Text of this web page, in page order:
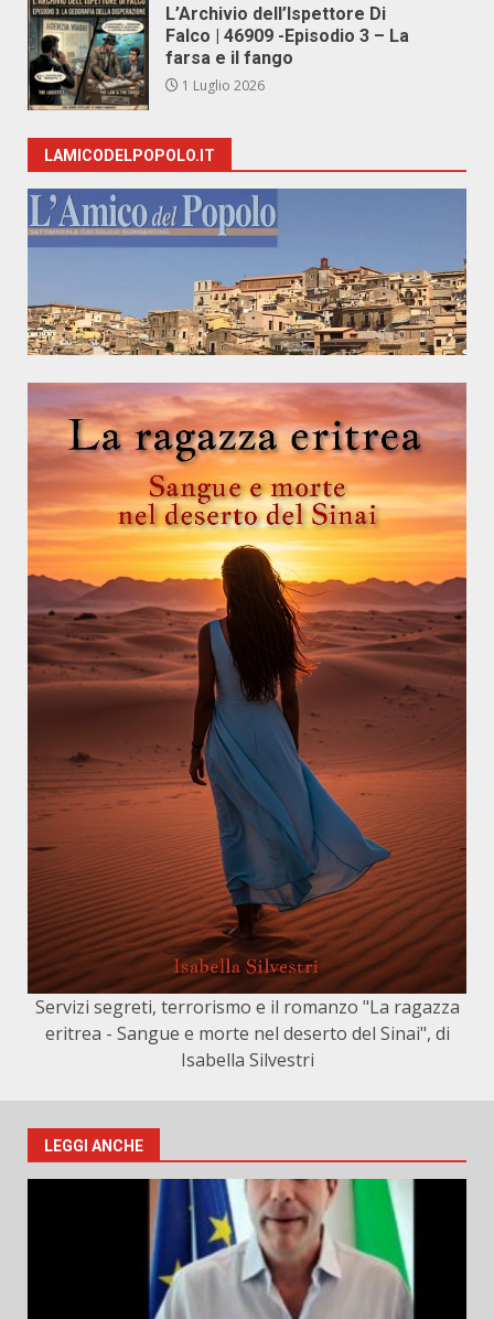
L’Archivio dell’Ispettore Di
Falco | 46909 -Episodio 3 – La
farsa e il fango
1 Luglio 2026
LAMICODELPOPOLO.IT
Servizi segreti, terrorismo e il romanzo "La ragazza
eritrea - Sangue e morte nel deserto del Sinai", di
Isabella Silvestri
LEGGI ANCHE